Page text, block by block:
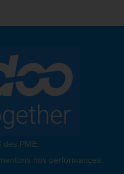
PME.
nos performances.